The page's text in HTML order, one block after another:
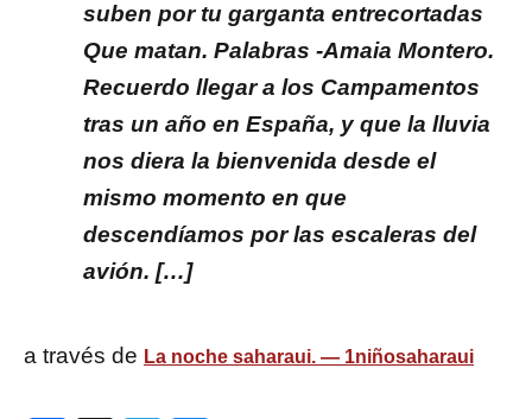
suben por tu garganta entrecortadas
Que matan. Palabras -Amaia Montero.
Recuerdo llegar a los Campamentos
tras un año en España, y que la lluvia
nos diera la bienvenida desde el
mismo momento en que
descendíamos por las escaleras del
avión. […]
a través de La noche saharaui. — 1niñosaharaui